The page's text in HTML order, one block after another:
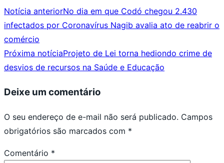
Notícia anteriorNo dia em que Codó chegou 2.430
infectados por Coronavírus Nagib avalia ato de reabrir o
comércio
Próxima notíciaProjeto de Lei torna hediondo crime de
desvios de recursos na Saúde e Educação
Deixe um comentário
O seu endereço de e-mail não será publicado. Campos
obrigatórios são marcados com *
Comentário *